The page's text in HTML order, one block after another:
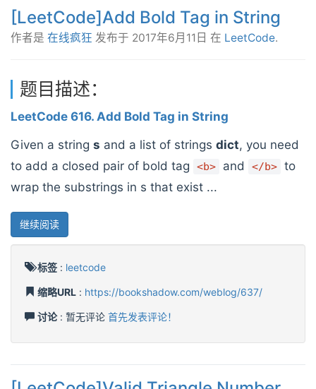
[LeetCode]Add Bold Tag in String
作者是 在线疯狂 发布于 2017年6月11日 在 LeetCode.
题目描述：
LeetCode 616. Add Bold Tag in String
Given a string s and a list of strings dict, you need
to add a closed pair of bold tag
<b> and </b> to
wrap the substrings in s that exist ...
继续阅读
标签 : leetcode
缩略URL : https://bookshadow.com/weblog/637/
讨论: 暂无评论 首先发表评论！